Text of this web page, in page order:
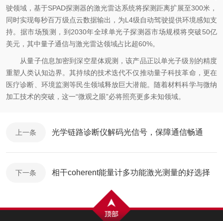
驶领域，基于SPAD探测器的激光雷达系统将探测距离扩展至300米，
同时实现每秒百万级点云数据输出，为L4级自动驾驶提供环境感知支
持。据市场预测，到2030年全球单光子探测器市场规模将突破50亿
美元，其中量子通信与激光雷达领域占比超60%。
从量子信息加密到深空星体观测，该产品正以单光子级别的精度
重塑人类认知边界。其持续的技术迭代不仅推动量子科技革命，更在
医疗诊断、环境监测等民生领域释放巨大潜能。随着材料科学与微纳
加工技术的突破，这一“微观之眼”必将照亮更多未知领域。
上一条 光学链路诊断仪解码光信号，保障通信畅通
下一条 相干coherent能量计多功能激光测量的好选择